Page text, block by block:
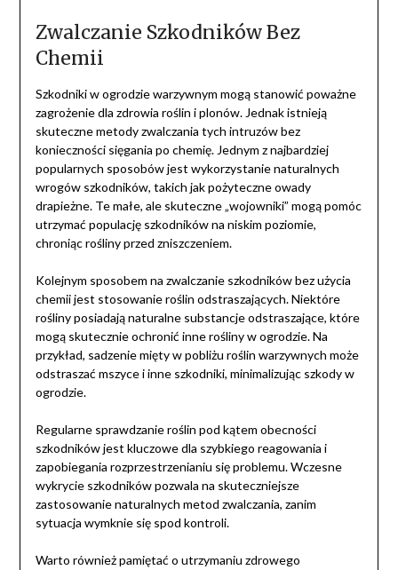
Zwalczanie Szkodników Bez
Chemii
Szkodniki w ogrodzie warzywnym mogą stanowić poważne
zagrożenie dla zdrowia roślin i plonów. Jednak istnieją
skuteczne metody zwalczania tych intruzów bez
konieczności sięgania po chemię. Jednym z najbardziej
popularnych sposobów jest wykorzystanie naturalnych
wrogów szkodników, takich jak pożyteczne owady
drapieżne. Te małe, ale skuteczne „wojowniki” mogą pomóc
utrzymać populację szkodników na niskim poziomie,
chroniąc rośliny przed zniszczeniem.
Kolejnym sposobem na zwalczanie szkodników bez użycia
chemii jest stosowanie roślin odstraszających. Niektóre
rośliny posiadają naturalne substancje odstraszające, które
mogą skutecznie ochronić inne rośliny w ogrodzie. Na
przykład, sadzenie mięty w pobliżu roślin warzywnych może
odstraszać mszyce i inne szkodniki, minimalizując szkody w
ogrodzie.
Regularne sprawdzanie roślin pod kątem obecności
szkodników jest kluczowe dla szybkiego reagowania i
zapobiegania rozprzestrzenianiu się problemu. Wczesne
wykrycie szkodników pozwala na skuteczniejsze
zastosowanie naturalnych metod zwalczania, zanim
sytuacja wymknie się spod kontroli.
Warto również pamiętać o utrzymaniu zdrowego